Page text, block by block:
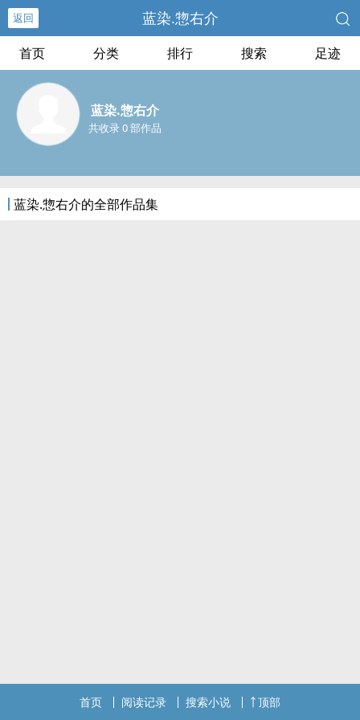
返回 蓝染.惣右介
首页 分类 排行 搜索 足迹
蓝染.惣右介
共收录 0 部作品
蓝染.惣右介的全部作品集
首页 阅读记录 搜索小说 顶部